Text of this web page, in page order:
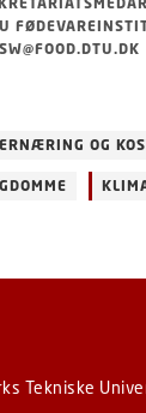
ERNÆRING OG
Tekniske